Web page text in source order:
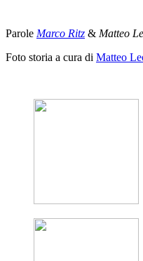
Parole Marco Ritz & Matteo
Foto storia a cura di Matteo